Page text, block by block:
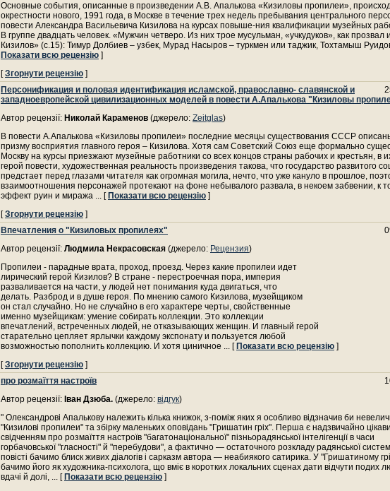
Основные события, описанные в произведении А.В. Апалькова «Кизиловы пропилеи»,
окрестности нового, 1991 года, в Москве в течение трех недель пребывания центрального
повести Александра Васильевича Кизилова на курсах повыше-ния квалификации музейных
В группе двадцать человек. «Мужчин четверо. Из них трое мусульман, «учкудуков», как прозвал
Кизилов» (с.15): Тимур Долбиев – узбек, Мурад Насыров – туркмен или таджик, Тохтамыш
Показати всю рецензію ]
[Згорнути рецензію ]
Персонификация и половая идентификация исламской, православно- славянской и
западноевропейской цивилизационных моделей в повести А.Апалькова "Кизиловы
Автор рецензії: Николай Караменов (джерело: Zeitglas)
В повести А.Апалькова «Кизиловы пропилеи» последние месяцы существования СССР
призму восприятия главного героя – Кизилова. Хотя сам Советский Союз еще формально
Москву на курсы приезжают музейные работники со всех концов страны рабочих и крестьян, в
герой повести, художественная реальность произведения такова, что государство развитого
предстает перед глазами читателя как огромная могила, нечто, что уже кануло в прошлое,
взаимоотношения персонажей протекают на фоне небывалого развала, в некоем забвении, к
эффект руин и миража ... [ Показати всю рецензію ]
[Згорнути рецензію ]
Впечатления о "Кизиловых пропилеях"
Автор рецензії: Людмила Некрасовская (джерело: Рецензия)
Пропилеи - парадные врата, проход, проезд. Через какие пропилеи идет
лирический герой Кизилов? В стране - перестроечная пора, империя
разваливается на части, у людей нет понимания куда двигаться, что
делать. Разброд и в душе героя. По мнению самого Кизилова, музейщиком
он стал случайно. Но не случайно в его характере черты, свойственные
именно музейщикам: умение собирать коллекции. Это коллекции
впечатлений, встреченных людей, не отказывающих женщин. И главный герой
старательно цепляет ярлычки каждому экспонату и пользуется любой
возможностью пополнить коллекцию. И хотя циничное ... [ Показати всю рецензію ]
[Згорнути рецензію ]
про розмаїття настроїв
Автор рецензії: Іван Дзюба. (джерело: відгук)
" Олександрові Апалькову належить кілька книжок, з-поміж яких я особливо відзначив би
"Кизилові пропилеи" та збірку маленьких оповідань "Гришатин гріх". Перша є надзвичайно
свідченням про розмаїття настроїв "багатонаціональної" пізньорадянської інтелігенції в часи
горбачовської "гласності" й "перебудови", а фактично — остаточного розкладу радянської
повісті бачимо блиск живих діалогів і сарказм автора — неабиякого сатирика. У "Гришатиному
бачимо його як художника-психолога, що вміє в коротких локальних сценах дати відчути подих
вдачі й долі, ... [ Показати всю рецензію ]